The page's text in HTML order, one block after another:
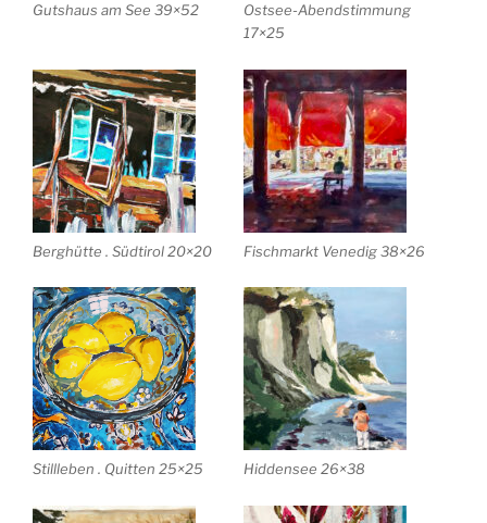
Gutshaus am See 39×52
Ostsee-Abendstimmung
17×25
Berghütte . Südtirol 20×20 Fischmarkt Venedig 38×26
Stillleben . Quitten 25×25 Hiddensee 26×38